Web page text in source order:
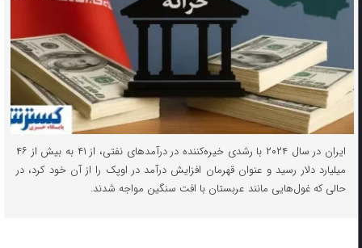
ایران در سال ۲۰۲۴ با رشدی خیره‌کننده در درآمدهای نفتی، از ۴۱ به بیش از ۴۶
میلیارد دلار رسید و عنوان قهرمان افزایش درآمد در اوپک را از آن خود کرد، در
حالی که غول‌هایی مانند عربستان با افت سنگین مواجه شدند.